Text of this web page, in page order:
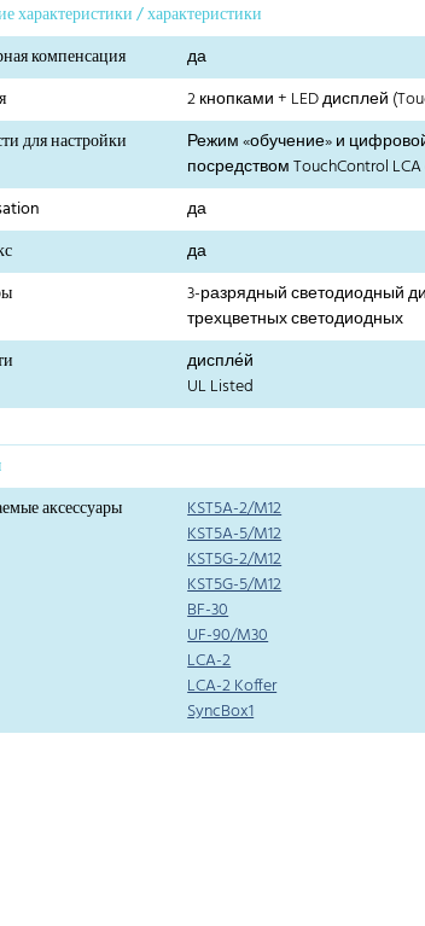
характеристики / характеристики
компенсация
да
2 кнопками + LED дисплей
для настройки
Режим «обучение» и
посредством TouchControl
да
да
3-разрядный светодиодный
трехцветных светодиодных
диспле́й
UL Listed
аксессуары
KST5A-2/M12
KST5A-5/M12
KST5G-2/M12
KST5G-5/M12
BF-30
UF-90/M30
LCA-2
LCA-2 Koffer
SyncBox1